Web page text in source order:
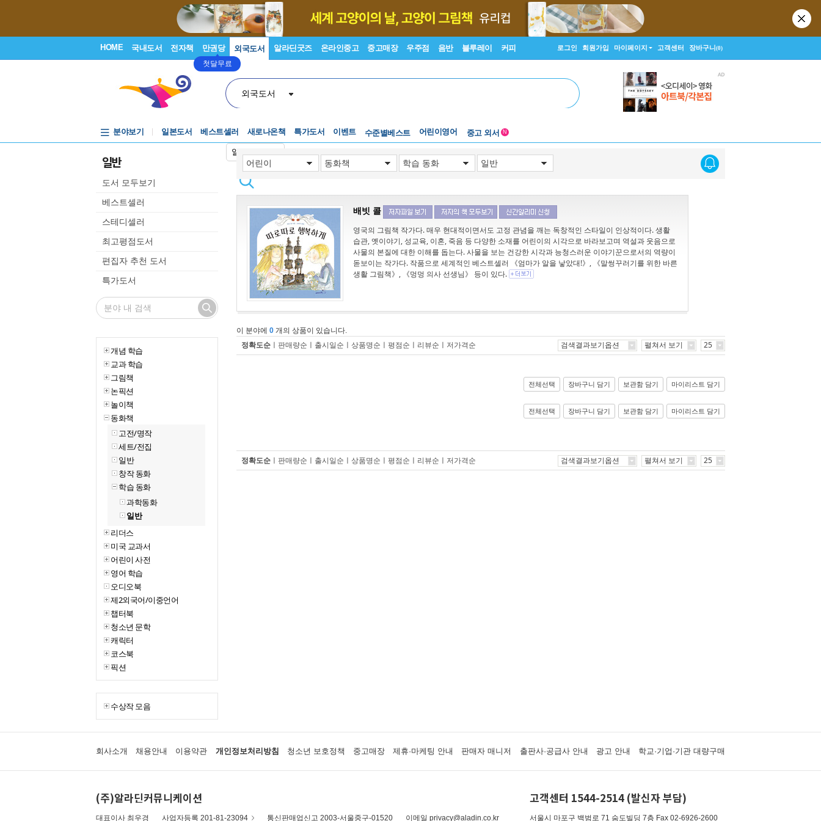
HOME 국내도서 전자책 만권당
첫달무료
외국도서 알라딘굿즈 온라인중고 중고매장 우주점 음반 블루레이 커피 로그인 회원가입 마이페이지 고객센터 장바구니(0)
외국도서
일본어입력기
분야보기 일본도서 베스트셀러 새로나온책 특가도서 이벤트
수준별베스트
수준별베스트
어린이영어
중고 외서
중고 외서
N
일반
도서 모두보기
베스트셀러
스테디셀러
최고평점도서
편집자 추천 도서
특가도서
개념 학습
교과 학습
그림책
논픽션
놀이책
동화책
고전/명작
세트/전집
일반
창작 동화
학습 동화
과학동화
일반
리더스
미국 교과서
어린이 사전
영어 학습
오디오북
제2외국어/이중언어
챕터북
청소년 문학
캐릭터
코스북
픽션
수상작 모음
배빗 콜
영국의 그림책 작가다. 매우 현대적이면서도 고정 관념을 깨는 독창적인 스타일이 인상적이다. 생활
습관, 옛이야기, 성교육, 이혼, 죽음 등 다양한 소재를 어린이의 시각으로 바라보고며 역설과 웃음으로
사물의 본질에 대한 이해를 돕는다. 사물을 보는 건강한 시각과 능청스러운 이야기꾼으로서의 역량이
돋보이는 작가다. 작품으로 세계적인 베스트셀러 《엄마가 알을 낳았대!》, 《말썽꾸러기를 위한 바른
생활 그림책》, 《멍멍 의사 선생님》 등이 있다.
이 분야에 0 개의 상품이 있습니다.
정확도순 ㅣ 판매량순 ㅣ 출시일순 ㅣ 상품명순 ㅣ 평점순 ㅣ 리뷰순 ㅣ 저가격순 검색결과보기옵션 펼쳐서 보기 25
전체선택 장바구니 담기 보관함 담기 마이리스트 담기
전체선택 장바구니 담기 보관함 담기 마이리스트 담기
정확도순 ㅣ 판매량순 ㅣ 출시일순 ㅣ 상품명순 ㅣ 평점순 ㅣ 리뷰순 ㅣ 저가격순 검색결과보기옵션 펼쳐서 보기 25
회사소개 채용안내 이용약관 개인정보처리방침 청소년 보호정책 중고매장 제휴·마케팅 안내 판매자 매니저 출판사·공급사 안내 광고 안내 학교·기업·기관 대량구매
(주)알라딘커뮤니케이션
대표이사 최우경 사업자등록 201-81-23094 통신판매업신고 2003-서울중구-01520 이메일 privacy@aladin.co.kr
고객센터 1544-2514 (발신자 부담)
서울시 마포구 백범로 71 숨도빌딩 7층 Fax 02-6926-2600